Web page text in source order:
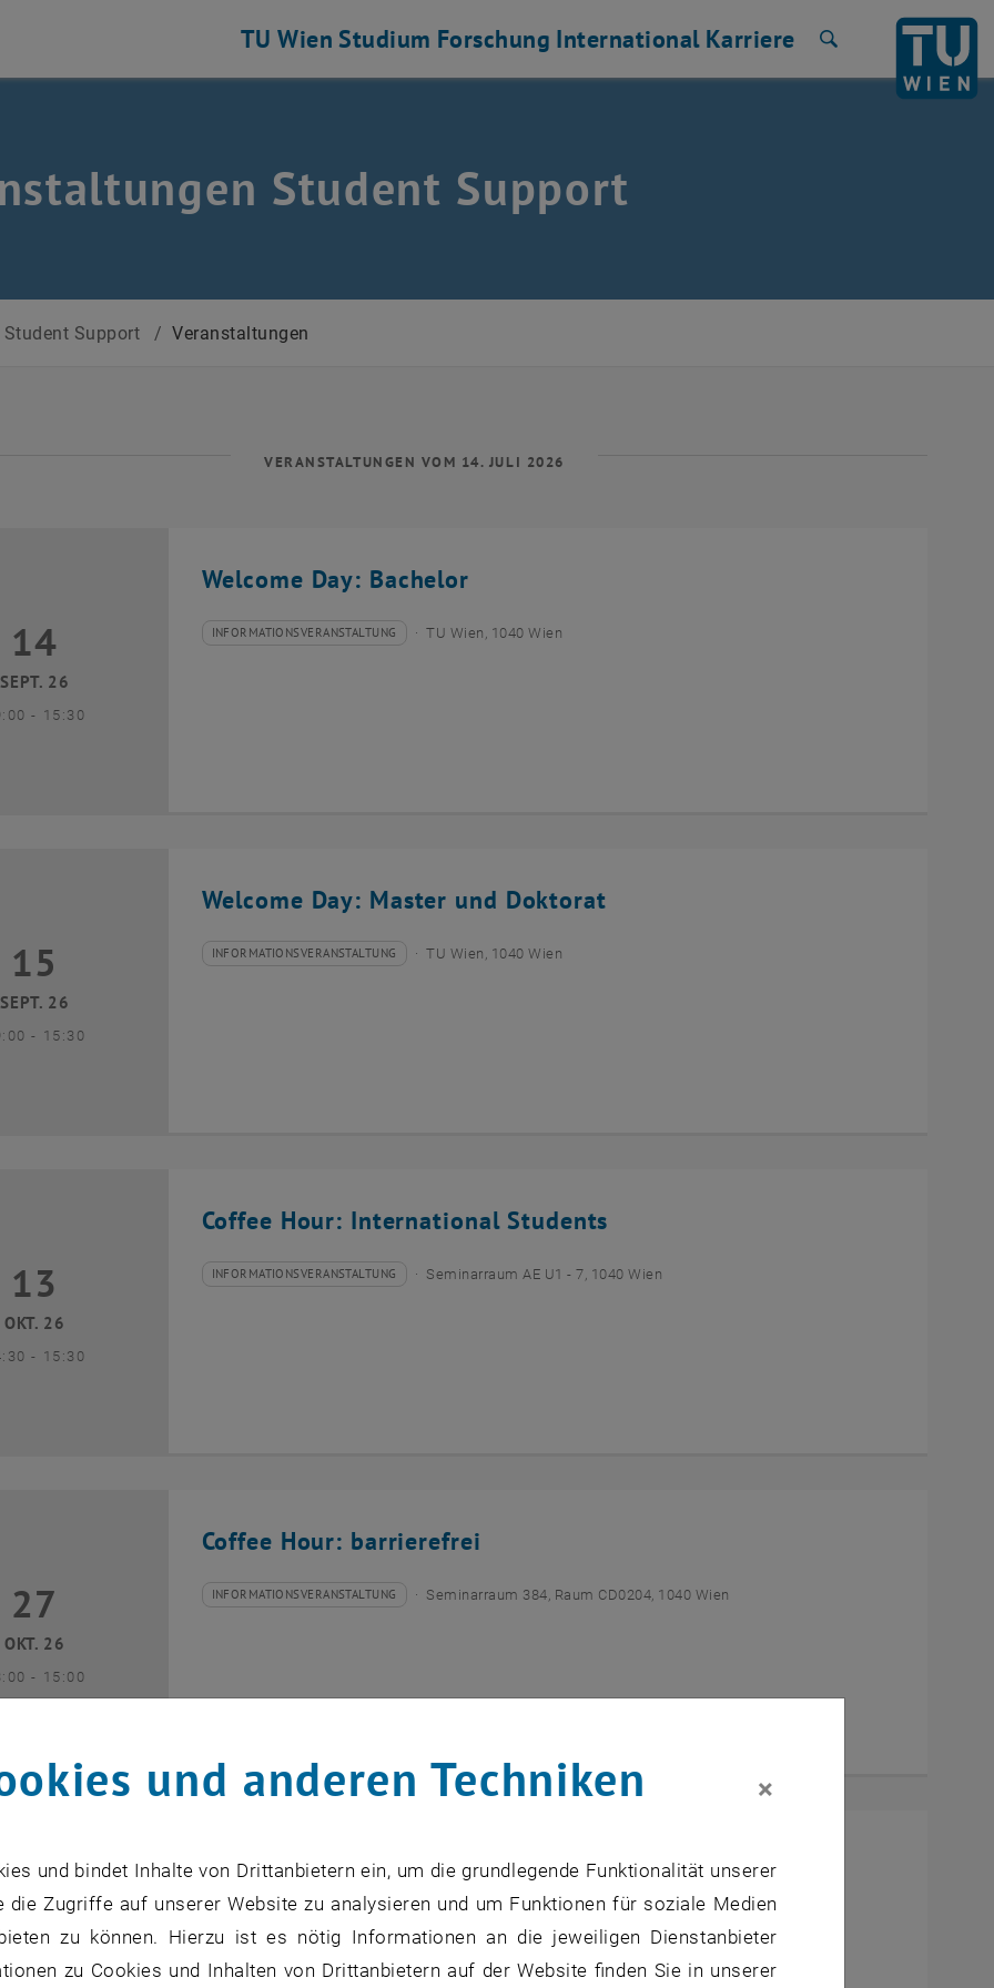
TU Wien Studium Forschung International Karriere
Student Support
Student Support / Veranstaltungen
VERANSTALTUNGEN VOM 14. JULI 2026
Welcome Day: Bachelor
September 2026
14
SEPT. 26
- bis
15:30
Veranstaltungstyp:
INFORMATIONSVERANSTALTUNG
Veranstaltungsort: TU Wien, 1040 Wien
Welcome Day: Master und Doktorat
September 2026
15
SEPT. 26
- bis
15:30
Veranstaltungstyp:
INFORMATIONSVERANSTALTUNG
Veranstaltungsort: TU Wien, 1040 Wien
Coffee Hour: International Students
Oktober 2026
13
OKT. 26
- bis
15:30
Veranstaltungstyp:
INFORMATIONSVERANSTALTUNG
Veranstaltungsort: Seminarraum AE U1 - 7, 1040 Wien
Coffee Hour: barrierefrei
Oktober 2026
27
OKT. 26
- bis
15:00
Veranstaltungstyp:
INFORMATIONSVERANSTALTUNG
Veranstaltungsort: Seminarraum 384, Raum CD0204, 1040 Wien
Coffee Hour: International Students
November 2026
10
NOV. 26
INFORMATIONSVERANSTALTUNG Seminarraum AE U1 - 7, 1040 Wien
und anderen Techniken ×
und bindet Inhalte von Drittanbietern ein, um die grundlegende Funktionalität unserer
Zugriffe auf unserer Website zu analysieren und um Funktionen für soziale Medien
zu können. Hierzu ist es nötig Informationen an die jeweiligen Dienstanbieter
zu Cookies und Inhalten von Drittanbietern auf der Website finden Sie in unserer